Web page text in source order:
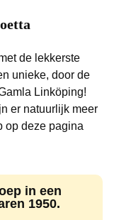
de lekkerste
unieke, door de
Linköping!
er natuurlijk meer
op deze pagina
in een
1950.